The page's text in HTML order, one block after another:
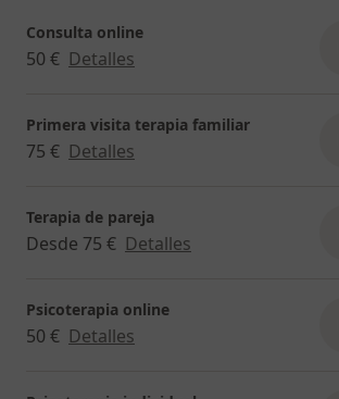
Consulta online
50 € Detalles
Primera visita terapia familiar
75 € Detalles
Terapia de pareja
Desde 75 € Detalles
Psicoterapia online
50 € Detalles